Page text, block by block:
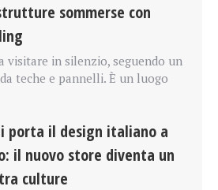
sommerse con
visitare in silenzio, seguendo un
teche e pannelli. È un luogo
porta il design italiano a
il nuovo store diventa un
culture